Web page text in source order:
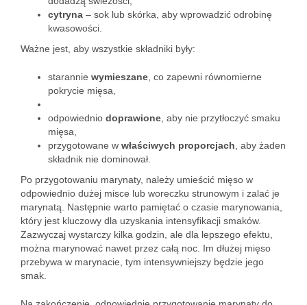
cytryna – sok lub skórka, aby wprowadzić odrobinę
kwasowości.
Ważne jest, aby wszystkie składniki były:
starannie wymieszane , co zapewni równomierne
pokrycie mięsa,
odpowiednio doprawione , aby nie przytłoczyć smaku
mięsa,
przygotowane w właściwych proporcjach , aby żaden
składnik nie dominował.
Po przygotowaniu marynaty, należy umieścić mięso w
odpowiednio dużej misce lub woreczku strunowym i zalać je
marynatą. Następnie warto pamiętać o czasie marynowania,
który jest kluczowy dla uzyskania intensyfikacji smaków.
Zazwyczaj wystarczy kilka godzin, ale dla lepszego efektu,
można marynować nawet przez całą noc. Im dłużej mięso
przebywa w marynacie, tym intensywniejszy będzie jego
smak.